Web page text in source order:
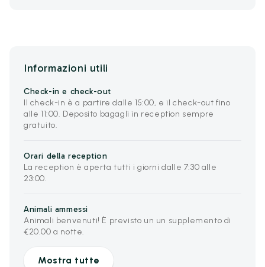
Informazioni utili
Check-in e check-out
Il check-in è a partire dalle 15:00, e il check-out fino
alle 11:00. Deposito bagagli in reception sempre
gratuito.
Orari della reception
La reception è aperta tutti i giorni dalle 7:30 alle
23:00.
Animali ammessi
Animali benvenuti! È previsto un un supplemento di
€20.00 a notte.
Mostra tutte